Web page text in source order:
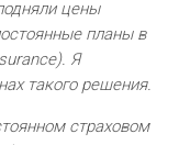
цены
планы в
Я
такого решения.
страховом